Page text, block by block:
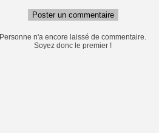
Poster un commentaire
Personne n'a encore laissé de commentaire.
Soyez donc le premier !